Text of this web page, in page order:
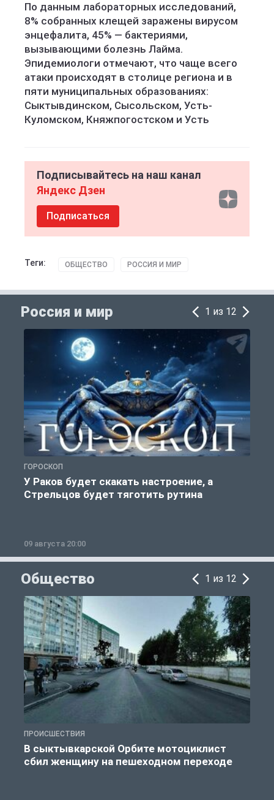
По данным лабораторных исследований,
8% собранных клещей заражены вирусом
энцефалита, 45% — бактериями,
вызывающими болезнь Лайма.
Эпидемиологи отмечают, что чаще всего
атаки происходят в столице региона и в
пяти муниципальных образованиях:
Сыктывдинском, Сысольском, Усть-
Куломском, Княжпогостском и Усть
Подписывайтесь на наш канал
Яндекс Дзен
Подписаться
Теги: ОБЩЕСТВО РОССИЯ И МИР
Россия и мир 1 из 12
ГОРОСКОП
У Раков будет скакать настроение, а
Стрельцов будет тяготить рутина
09 августа 20:00
Общество 1 из 12
ПРОИСШЕСТВИЯ
В сыктывкарской Орбите мотоциклист
сбил женщину на пешеходном переходе